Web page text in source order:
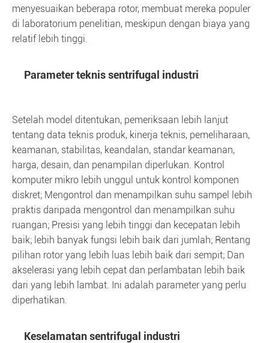
menyesuaikan beberapa rotor, membuat mereka populer
di laboratorium penelitian, meskipun dengan biaya yang
relatif lebih tinggi.
Parameter teknis sentrifugal industri
Setelah model ditentukan, pemeriksaan lebih lanjut
tentang data teknis produk, kinerja teknis, pemeliharaan,
keamanan, stabilitas, keandalan, standar keamanan,
harga, desain, dan penampilan diperlukan. Kontrol
komputer mikro lebih unggul untuk kontrol komponen
diskret; Mengontrol dan menampilkan suhu sampel lebih
praktis daripada mengontrol dan menampilkan suhu
ruangan; Presisi yang lebih tinggi dan kecepatan lebih
baik; lebih banyak fungsi lebih baik dari jumlah; Rentang
pilihan rotor yang lebih luas lebih baik dari sempit; Dan
akselerasi yang lebih cepat dan perlambatan lebih baik
dari yang lebih lambat. Ini adalah parameter yang perlu
diperhatikan.
Keselamatan sentrifugal industri